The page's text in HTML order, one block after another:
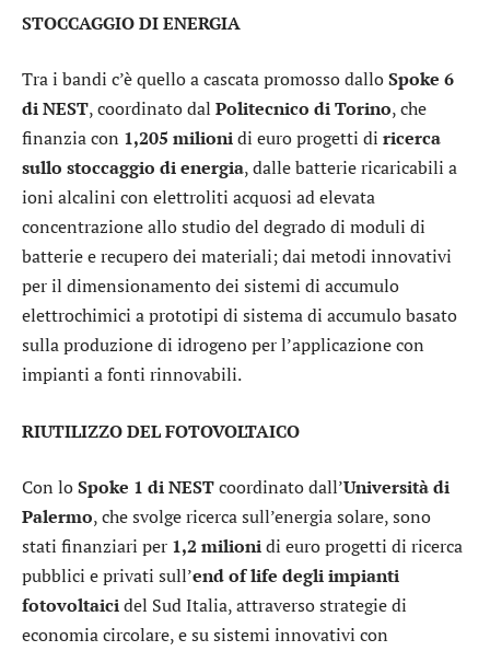
STOCCAGGIO DI ENERGIA
Tra i bandi c’è quello a cascata promosso dalloSpoke 6
di NEST, coordinato dal Politecnico di Torino, che
finanzia con 1,205 milionidi euro progetti di ricerca
sullo stoccaggio di energia, dalle batterie ricaricabili a
ioni alcalini con elettroliti acquosi ad elevata
concentrazione allo studio del degrado di moduli di
batterie e recupero dei materiali; dai metodi innovativi
per il dimensionamento dei sistemi di accumulo
elettrochimici a prototipi di sistema di accumulo basato
sulla produzione di idrogeno per l’applicazione con
impianti a fonti rinnovabili.
RIUTILIZZO DEL FOTOVOLTAICO
Con loSpoke 1 di NESTcoordinato dall’Università di
Palermo, che svolge ricerca sull’energia solare, sono
stati finanziari per 1,2 milionidi euro progetti di ricerca
pubblici e privati sull’end of life degli impianti
fotovoltaicidel Sud Italia, attraverso strategie di
economia circolare, e su sistemi innovativi con